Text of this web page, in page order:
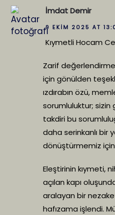
İmdat Demir
9 EKIM 2025 AT
Kıymetli Hocam
Zarif
için gönülden
ızdırabın özü,
sorumluluktur; sizin
takdiri bu
daha serinkanlı bir
dönüştürmemiz
Eleştirinin kıymeti,
açılan kapı
aralayan bir
hafızama işlendi.